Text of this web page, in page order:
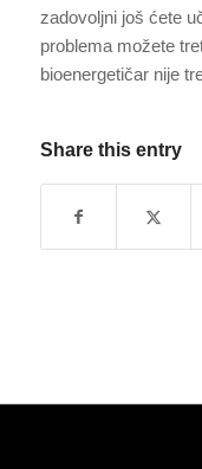
zadovoljni još ćete
problema možete
bioenergetičar nije
Share this entry